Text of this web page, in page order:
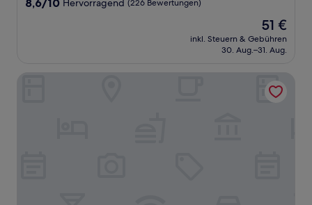
8,6/10 Hervorragend (226 Bewertungen)
Der
Preis
beträgt
51 €
inkl. Steuern & Gebühren
30. Aug.–31. Aug.